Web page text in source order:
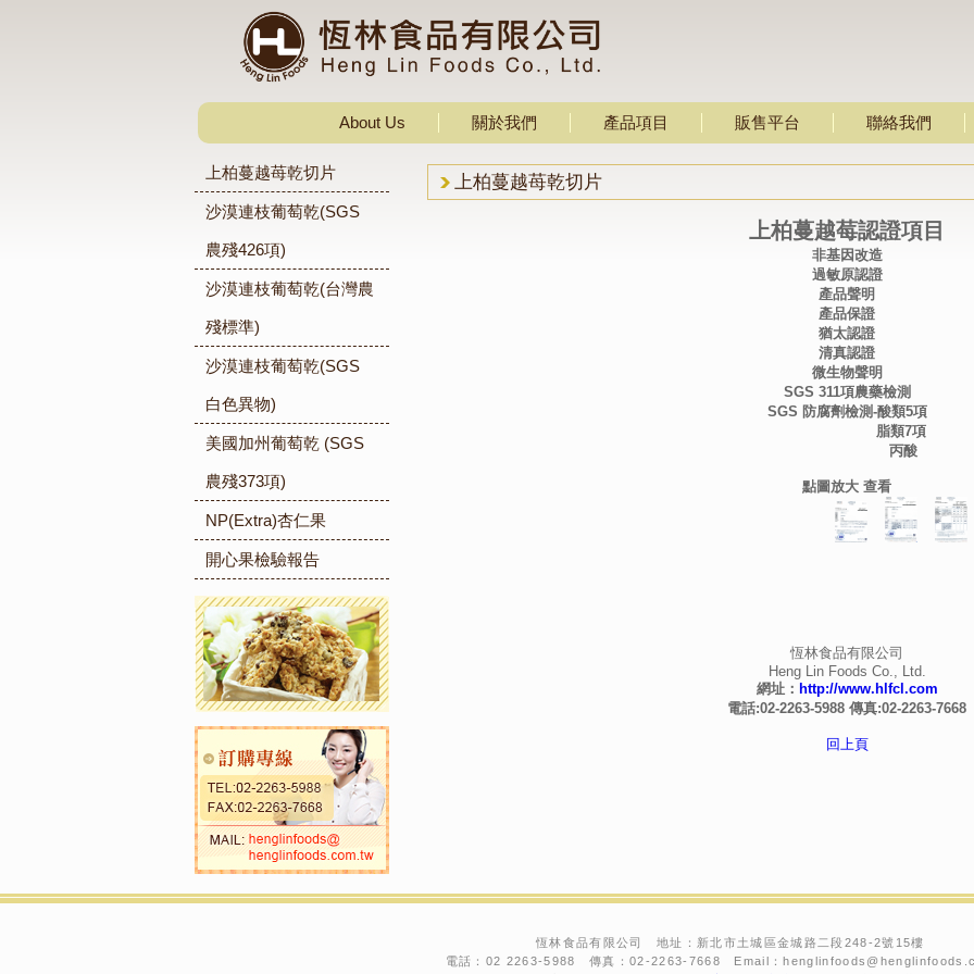
About Us 關於我們 產品項目 販售平台 聯絡我們
上柏蔓越苺乾切片
沙漠連枝葡萄乾(SGS
農殘426項)
沙漠連枝葡萄乾(台灣農
殘標準)
沙漠連枝葡萄乾(SGS
白色異物)
美國加州葡萄乾 (SGS
農殘373項)
NP(Extra)杏仁果
開心果檢驗報告
上柏蔓越苺乾切片
上柏蔓越莓認證項目
非基因改造
過敏原認證
產品聲明
產品保證
猶太認證
清真認證
微生物聲明
SGS 311項農藥檢測
SGS 防腐劑檢測-酸類5項
脂類7項
丙酸
點圖放大 查看
恆林食品有限公司
Heng Lin Foods Co., Ltd.
網址： http://www.hlfcl.com
電話:02-2263-5988 傳真:02-2263-7668
回上頁
恆林食品有限公司 地址：新北市土城區金城路二段248-2號15樓
電話：02 2263-5988 傳真：02-2263-7668 Email：